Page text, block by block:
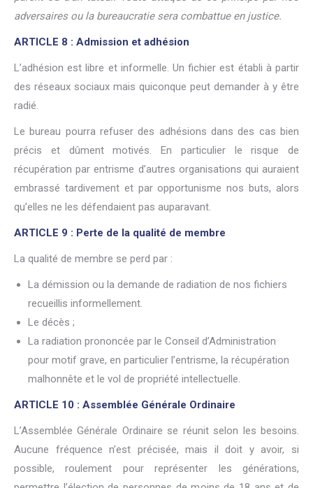
adversaires ou la bureaucratie sera combattue en justice.
ARTICLE 8 : Admission et adhésion
L’adhésion est libre et informelle. Un fichier est établi à partir
des réseaux sociaux mais quiconque peut demander à y être
radié.
Le bureau pourra refuser des adhésions dans des cas bien
précis et dûment motivés. En particulier le risque de
récupération par entrisme d’autres organisations qui auraient
embrassé tardivement et par opportunisme nos buts, alors
qu’elles ne les défendaient pas auparavant.
ARTICLE 9 : Perte de la qualité de membre
La qualité de membre se perd par :
La démission ou la demande de radiation de nos fichiers
recueillis informellement.
Le décès ;
La radiation prononcée par le Conseil d’Administration
pour motif grave, en particulier l’entrisme, la récupération
malhonnête et le vol de propriété intellectuelle.
ARTICLE 10 : Assemblée Générale Ordinaire
L’Assemblée Générale Ordinaire se réunit selon les besoins.
Aucune fréquence n’est précisée, mais il doit y avoir, si
possible, roulement pour représenter les générations,